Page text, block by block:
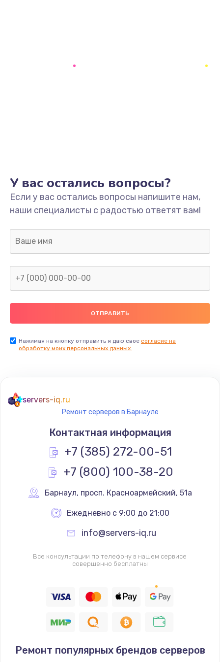
У вас остались вопросы?
Если у вас остались вопросы напишите нам,
наши специалисты с радостью ответят вам!
Нажимая на кнопку отправить я даю свое согласие на
обработку моих персональных данных.
servers-iq.ru
Ремонт серверов в Барнауле
Контактная информация
+7 (385) 272-00-51
+7 (800) 100-38-20
Барнаул, просп. Красноармейский, 51а
Ежедневно с 9:00 до 21:00
info@servers-iq.ru
Все консультации по телефону в нашем сервисе
совершенно бесплатны
Ремонт популярных брендов серверов